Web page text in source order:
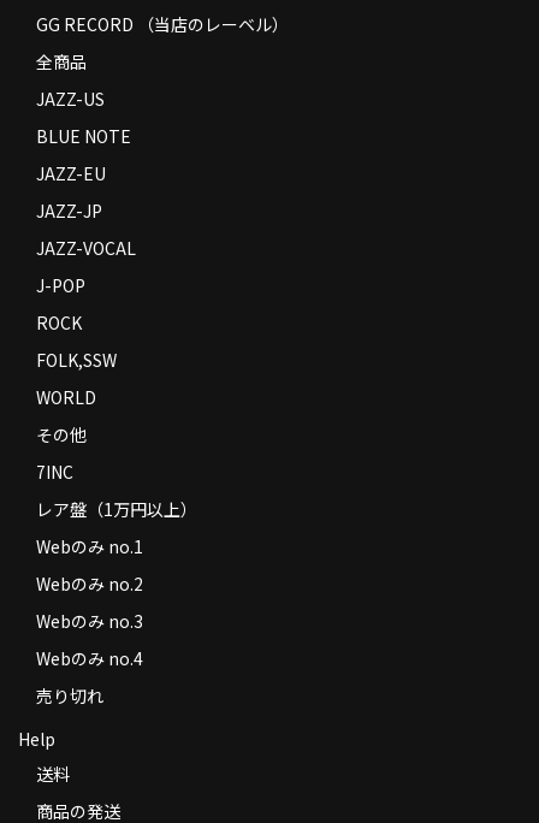
特定商取引法に基づく表示
Contact
GG RECORD （当店のレーベル）
全商品
JAZZ-US
BLUE NOTE
JAZZ-EU
JAZZ-JP
JAZZ-VOCAL
J-POP
ROCK
FOLK,SSW
WORLD
その他
7INC
レア盤（1万円以上）
Webのみ no.1
Webのみ no.2
Webのみ no.3
Webのみ no.4
売り切れ
Help
送料
商品の発送